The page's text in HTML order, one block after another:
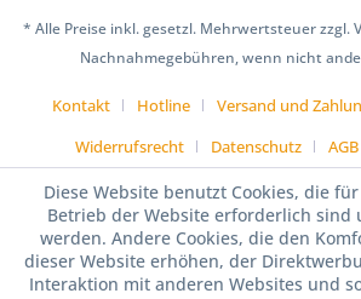
* Alle Preise inkl. gesetzl. Mehrwertsteuer zzgl.
Nachnahmegebühren, wenn nicht
Kontakt Hotline
Versand und
Widerrufsrecht
Datenschutz AGB
Diese Website benutzt Cookies, die
Betrieb der Website erforderlich sind
werden. Andere Cookies, die den
dieser Website erhöhen, der
Interaktion mit anderen Websites und